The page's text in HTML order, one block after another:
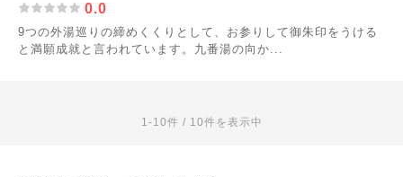
0.0
9つの外湯巡りの締めくくりとして、お参りして御朱印をうける
と満願成就と言われています。九番湯の向か...
1-10件 / 10件を表示中